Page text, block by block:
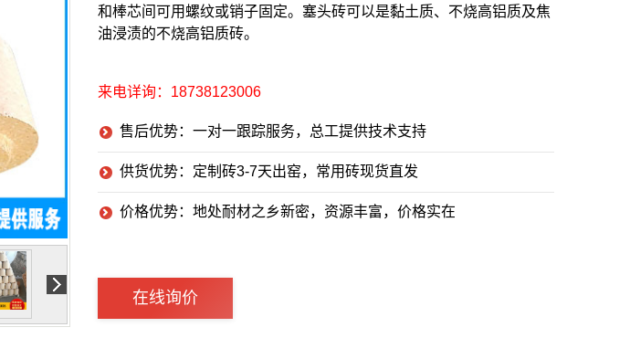
和棒芯间可用螺纹或销子固定。塞头砖可以是黏土质、不烧高铝质及焦
油浸渍的不烧高铝质砖。
来电详询：18738123006
售后优势：一对一跟踪服务，总工提供技术支持
供货优势：定制砖3-7天出窑，常用砖现货直发
价格优势：地处耐材之乡新密，资源丰富，价格实在
在线询价